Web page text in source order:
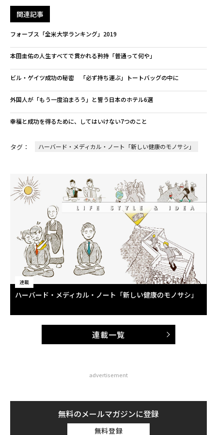
関連記事
フォーブス「全米大学ランキング」2019
本田圭佑の人生すべてで貫かれる矜持「普通って何や」
ビル・ゲイツ成功の秘密 「必ず持ち運ぶ」トートバッグの中に
外国人が「もう一度泊まろう」と誓う日本のホテル6選
幸福と成功を得るために、してはいけない7つのこと
タグ： ハーバード・メディカル・ノート「新しい健康のモノサシ」
連載
ハーバード・メディカル・ノート「新しい健康のモノサシ」
連載一覧
advertisement
無料のメールマガジンに登録
無料登録